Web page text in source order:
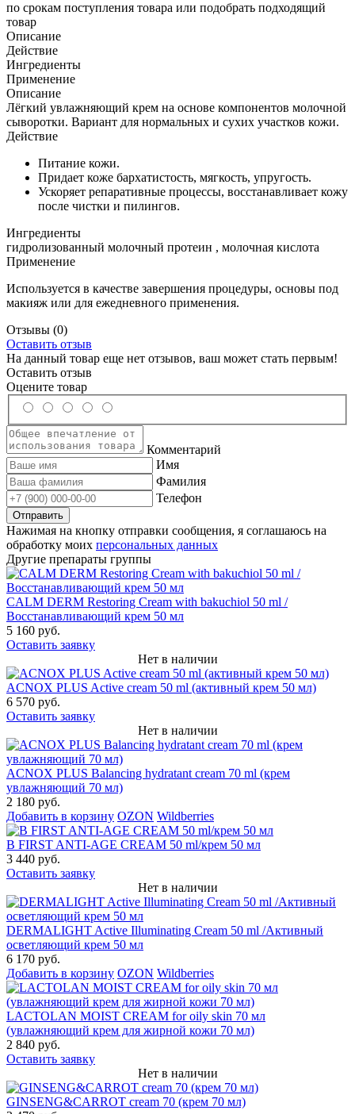
по срокам поступления товара или подобрать подходящий
товар
Описание
Действие
Ингредиенты
Применение
Описание
Лёгкий увлажняющий крем на основе компонентов молочной
сыворотки. Вариант для нормальных и сухих участков кожи.
Действие
Питание кожи.
Придает коже бархатистость, мягкость, упругость.
Ускоряет репаративные процессы, восстанавливает кожу
после чистки и пилингов.
Ингредиенты
гидролизованный молочный протеин , молочная кислота
Применение
Используется в качестве завершения процедуры, основы под
макияж или для ежедневного применения.
Отзывы (0)
Оставить отзыв
На данный товар еще нет отзывов, ваш может стать первым!
Оставить отзыв
Оцените товар
Комментарий
Имя
Фамилия
Телефон
Нажимая на кнопку отправки сообщения, я соглашаюсь на
обработку моих персональных данных
Другие препараты группы
CALM DERM Restoring Cream with bakuchiol 50 ml /
Восстанавливающий крем 50 мл
5 160 руб.
Оставить заявку
Нет в наличии
ACNOX PLUS Active cream 50 ml (активный крем 50 мл)
6 570 руб.
Оставить заявку
Нет в наличии
ACNOX PLUS Balancing hydratant cream 70 ml (крем
увлажняющий 70 мл)
2 180 руб.
Добавить в корзину OZON Wildberries
B FIRST ANTI-AGE CREAM 50 ml/крем 50 мл
3 440 руб.
Оставить заявку
Нет в наличии
DERMALIGHT Active Illuminating Cream 50 ml /Активный
осветляющий крем 50 мл
6 170 руб.
Добавить в корзину OZON Wildberries
LACTOLAN MOIST CREAM for oily skin 70 мл
(увлажняющий крем для жирной кожи 70 мл)
2 840 руб.
Оставить заявку
Нет в наличии
GINSENG&CARROT cream 70 (крем 70 мл)